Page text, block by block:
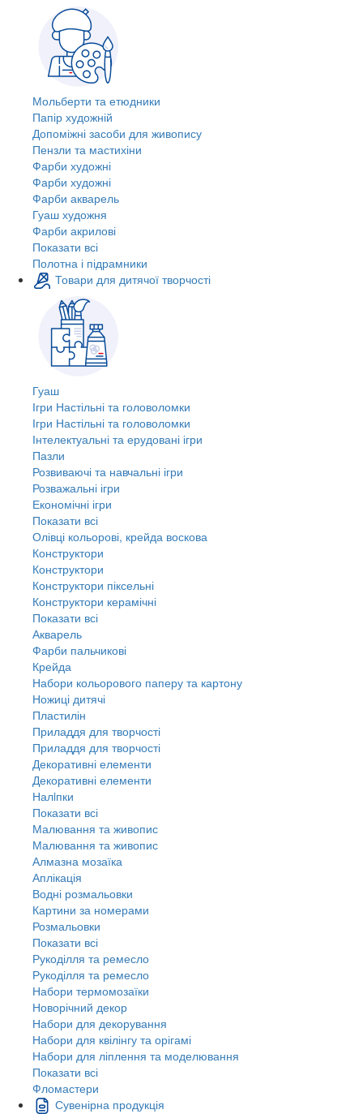
Мольберти та етюдники
Папір художній
Допоміжні засоби для живопису
Пензли та мастихіни
Фарби художні
Фарби художні
Фарби акварель
Гуаш художня
Фарби акрилові
Показати всі
Полотна і підрамники
Товари для дитячої творчості
Гуаш
Ігри Настільні та головоломки
Ігри Настільні та головоломки
Інтелектуальні та ерудовані ігри
Пазли
Розвиваючі та навчальні ігри
Розважальні ігри
Економічні ігри
Показати всі
Олівці кольорові, крейда воскова
Конструктори
Конструктори
Конструктори піксельні
Конструктори керамічні
Показати всі
Акварель
Фарби пальчикові
Крейда
Набори кольорового паперу та картону
Ножиці дитячі
Пластилін
Приладдя для творчості
Приладдя для творчості
Декоративні елементи
Декоративні елементи
Налiпки
Показати всі
Малювання та живопис
Малювання та живопис
Алмазна мозаїка
Аплікація
Водні розмальовки
Картини за номерами
Розмальовки
Показати всі
Рукоділля та ремесло
Рукоділля та ремесло
Набори термомозаїки
Новорічний декор
Набори для декорування
Набори для квілінгу та орігамі
Набори для ліплення та моделювання
Показати всі
Фломастери
Сувенірна продукція